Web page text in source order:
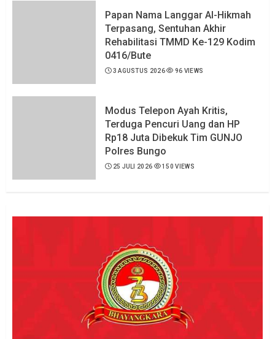
Papan Nama Langgar Al-Hikmah
Terpasang, Sentuhan Akhir
Rehabilitasi TMMD Ke-129 Kodim
0416/Bute
3 AGUSTUS 2026 96 VIEWS
Modus Telepon Ayah Kritis,
Terduga Pencuri Uang dan HP
Rp18 Juta Dibekuk Tim GUNJO
Polres Bungo
25 JULI 2026 150 VIEWS